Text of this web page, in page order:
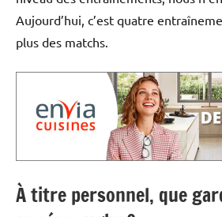
Aujourd’hui, c’est quatre
plus des matchs.
À titre personnel, que